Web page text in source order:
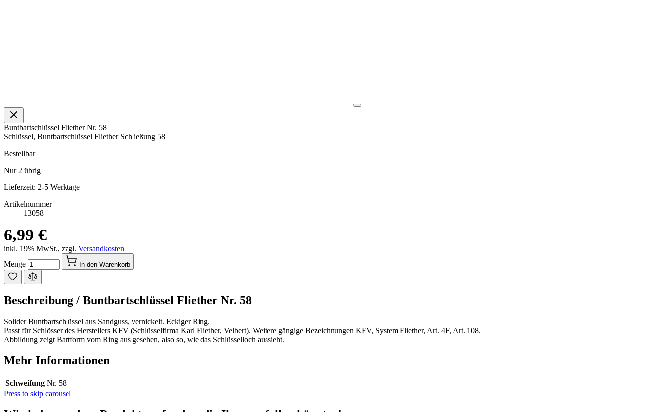
Buntbartschlüssel Fliether Nr. 58
Schlüssel, Buntbartschlüssel Fliether Schließung 58
Bestellbar
Nur 2 übrig
Lieferzeit: 2-5 Werktage
Artikelnummer
13058
6,99 €
inkl. 19% MwSt., zzgl. Versandkosten
Menge
In den Warenkorb
Beschreibung / Buntbartschlüssel Fliether Nr. 58
Solider Buntbartschlüssel aus Sandguss, vernickelt. Eckiger Ring.
Passt für Schlösser des Herstellers KFV (Schlüsselfirma Karl Fliether, Velbert). Weitere gängige Bezeichnungen KFV, System Fliether, Art. 4F, Art. 108.
Abbildung zeigt Bartform vom Ring aus gesehen, also so, wie das Schlüsselloch aussieht.
Mehr Informationen
Schweifung Nr. 58
Press to skip carousel